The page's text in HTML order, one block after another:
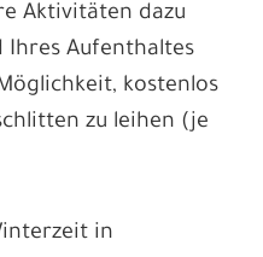
Aktivitäten dazu
Ihres Aufenthaltes
kostenlos
zu leihen (je
in